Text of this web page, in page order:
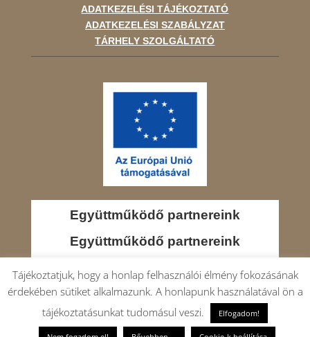
ADATKEZELÉSI TÁJÉKOZTATÓ
ADATKEZELÉSI SZABÁLYZAT
TÁRHELY SZOLGÁLTATÓ
Együttműködő partnereink
Együttműködő partnereink
Tájékoztatjuk, hogy a honlap felhasználói élmény fokozásának
érdekében sütiket alkalmazunk. A honlapunk használatával ön a
tájékoztatásunkat tudomásul veszi.
Elfogadom!